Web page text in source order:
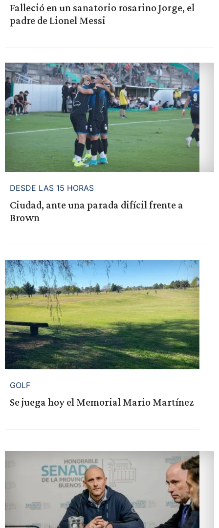
Falleció en un sanatorio rosarino Jorge, el
padre de Lionel Messi
DESDE LAS 15 HORAS
Ciudad, ante una parada difícil frente a
Brown
GOLF
Se juega hoy el Memorial Mario Martínez